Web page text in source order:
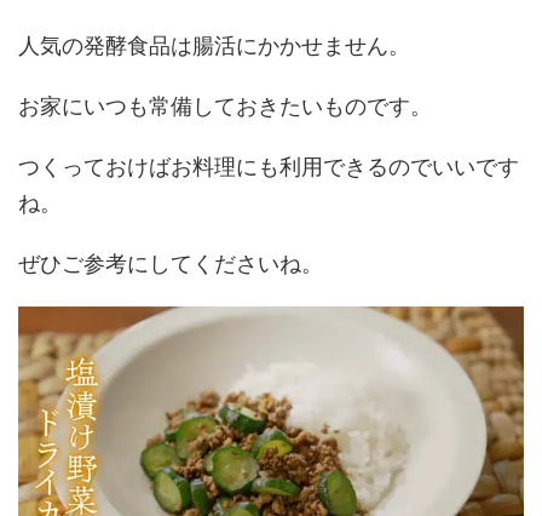
人気の発酵食品は腸活にかかせません。
お家にいつも常備しておきたいものです。
つくっておけばお料理にも利用できるのでいいです
ね。
ぜひご参考にしてくださいね。